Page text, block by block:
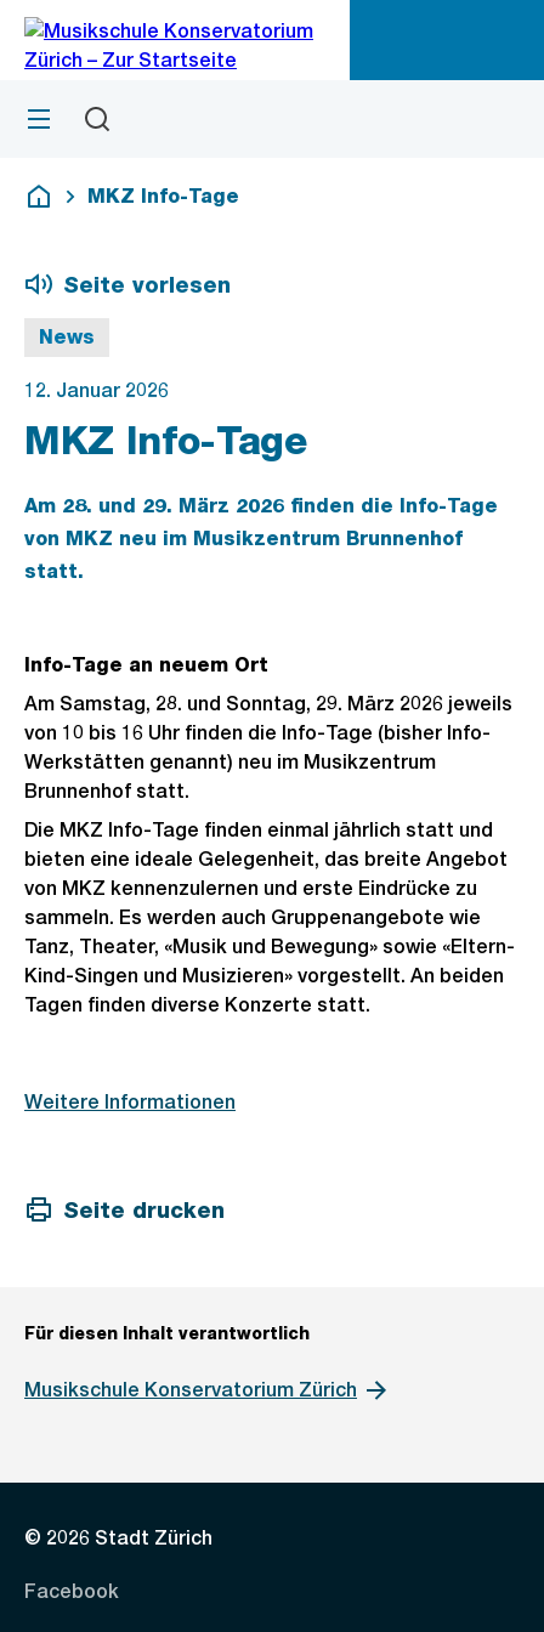
Navigation
Sprunglink
Menü
Deutsch
MKZ Info-Tage
News
Seite vorlesen
12. Januar 2026
MKZ Info-Tage
Am 28. und 29. März 2026 finden die Info-Tage
von MKZ neu im Musikzentrum Brunnenhof
statt.
Info-Tage an neuem Ort
Am Samstag, 28. und Sonntag, 29. März 2026 jeweils
von 10 bis 16 Uhr finden die Info-Tage (bisher Info-
Werkstätten genannt) neu im Musikzentrum
Brunnenhof statt.
Die MKZ Info-Tage finden einmal jährlich statt und
bieten eine ideale Gelegenheit, das breite Angebot
von MKZ kennenzulernen und erste Eindrücke zu
sammeln. Es werden auch Gruppenangebote wie
Tanz, Theater, «Musik und Bewegung» sowie «Eltern-
Kind-Singen und Musizieren» vorgestellt. An beiden
Tagen finden diverse Konzerte statt.
Weitere Informationen
Seite drucken
Für diesen Inhalt verantwortlich
Musikschule Konservatorium Zürich
© 2026 Stadt Zürich
Facebook